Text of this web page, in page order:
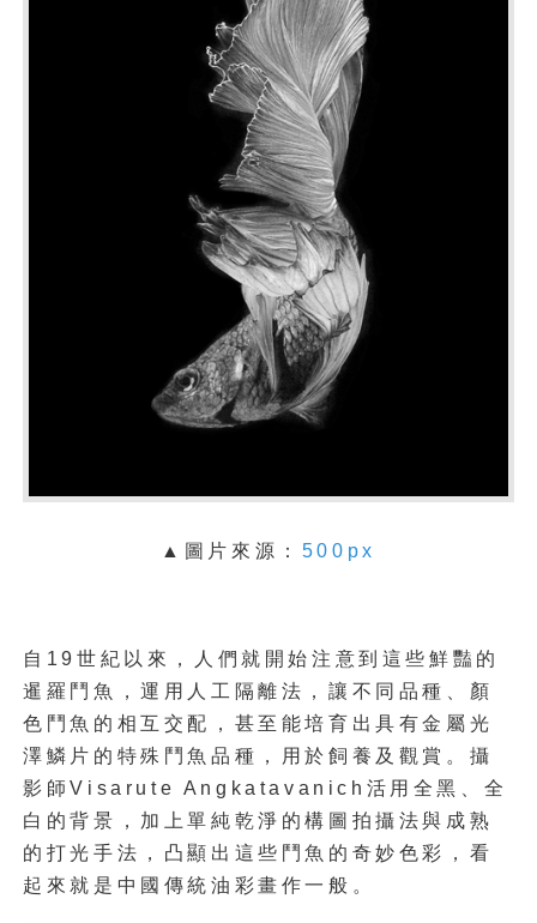
▲圖片來源： 500px
自19世紀以來，人們就開始注意到這些鮮豔的
暹羅鬥魚，運用人工隔離法，讓不同品種、顏
色鬥魚的相互交配，甚至能培育出具有金屬光
澤鱗片的特殊鬥魚品種，用於飼養及觀賞。攝
影師Visarute Angkatavanich活用全黑、全
白的背景，加上單純乾淨的構圖拍攝法與成熟
的打光手法，凸顯出這些鬥魚的奇妙色彩，看
起來就是中國傳統油彩畫作一般。